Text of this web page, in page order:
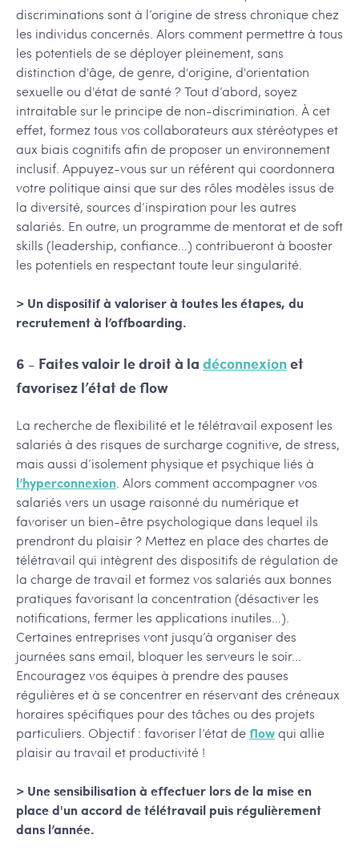
discriminations sont à l’origine de stress chronique chez
les individus concernés. Alors comment permettre à tous
les potentiels de se déployer pleinement, sans
distinction d'âge, de genre, d'origine, d'orientation
sexuelle ou d'état de santé ? Tout d’abord, soyez
intraitable sur le principe de non-discrimination. À cet
effet, formez tous vos collaborateurs aux stéréotypes et
aux biais cognitifs afin de proposer un environnement
inclusif. Appuyez-vous sur un référent qui coordonnera
votre politique ainsi que sur des rôles modèles issus de
la diversité, sources d’inspiration pour les autres
salariés. En outre, un programme de mentorat et de soft
skills (leadership, confiance…) contribueront à booster
les potentiels en respectant toute leur singularité.
> Un dispositif à valoriser à toutes les étapes, du
recrutement à l’offboarding.
6 - Faites valoir le droit à ladéconnexionet
favorisez l’état de flow
La recherche de flexibilité et le télétravail exposent les
salariés à des risques de surcharge cognitive, de stress,
mais aussi d’isolement physique et psychique liés à
l’hyperconnexion. Alors comment accompagner vos
salariés vers un usage raisonné du numérique et
favoriser un bien-être psychologique dans lequel ils
prendront du plaisir ? Mettez en place des chartes de
télétravail qui intègrent des dispositifs de régulation de
la charge de travail et formez vos salariés aux bonnes
pratiques favorisant la concentration (désactiver les
notifications, fermer les applications inutiles…).
Certaines entreprises vont jusqu’à organiser des
journées sans email, bloquer les serveurs le soir…
Encouragez vos équipes à prendre des pauses
régulières et à se concentrer en réservant des créneaux
horaires spécifiques pour des tâches ou des projets
particuliers. Objectif : favoriser l’état deflowqui allie
plaisir au travail et productivité !
> Une sensibilisation à effectuer lors de la mise en
place d'un accord de télétravail puis régulièrement
dans l’année.